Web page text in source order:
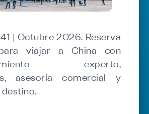
| Octubre 2026. Reserva
viajar a China con
experto,
asesoría comercial y